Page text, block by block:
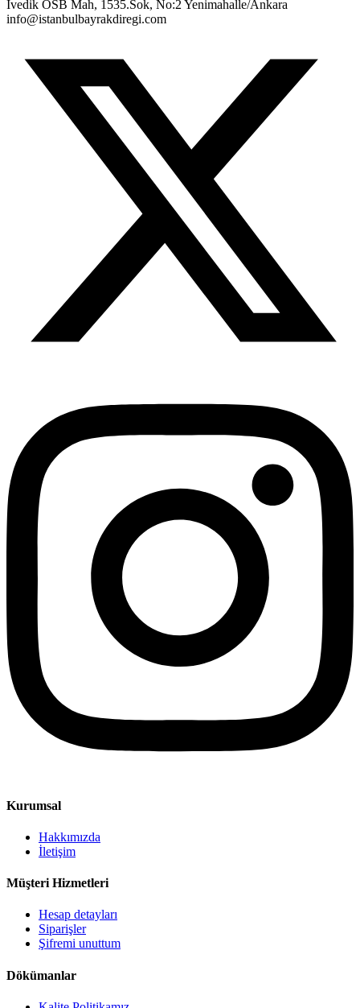
İvedik OSB Mah, 1535.Sok, No:2 Yenimahalle/Ankara
info@istanbulbayrakdiregi.com
Kurumsal
Hakkımızda
İletişim
Müşteri Hizmetleri
Hesap detayları
Siparişler
Şifremi unuttum
Dökümanlar